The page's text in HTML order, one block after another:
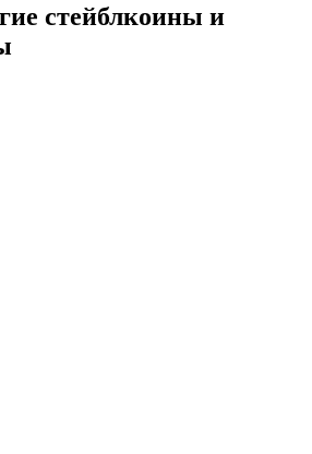
стейблкоины и